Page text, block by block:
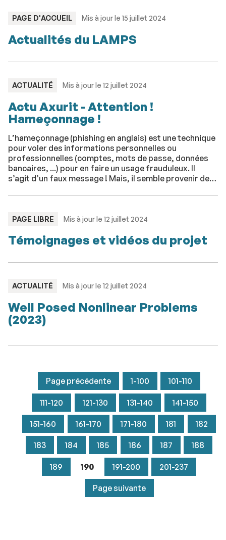
TYPE
PAGE D'ACCUEIL Mis à jour le 15 juillet 2024
Actualités du LAMPS
TYPE
ACTUALITÉ Mis à jour le 12 juillet 2024
Actu Axurit - Attention !
Hameçonnage !
L’hameçonnage (phishing en anglais) est une technique
pour voler des informations personnelles ou
professionnelles (comptes, mots de passe, données
bancaires, ...) pour en faire un usage frauduleux. Il
s’agit d’un faux message ! Mais, il semble provenir de
téléphonie, de fournisseurs d’énergie, de sites de
demande d'agir au plus vite. N'en faites rien !
TYPE
PAGE LIBRE Mis à jour le 12 juillet 2024
Témoignages et vidéos du projet
TYPE
ACTUALITÉ Mis à jour le 12 juillet 2024
Well Posed Nonlinear Problems
(2023)
Page précédente 1-100 101-110
111-120 121-130 131-140 141-150
151-160 161-170 171-180 181 182
183 184 185 186 187 188
189 190 191-200 201-237
Page suivante